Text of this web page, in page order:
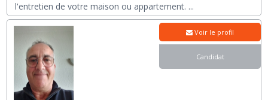
l'entretien de votre maison ou appartement. ...
Voir le profil
Candidat